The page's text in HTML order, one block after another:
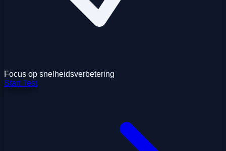
Focus op snelheidsverbetering
Start Test